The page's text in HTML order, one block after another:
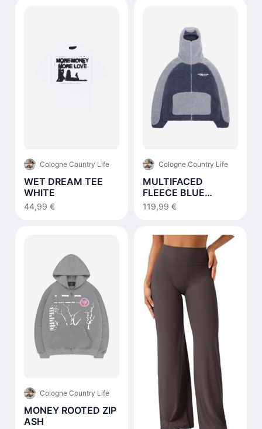
Cologne Country Life
WET DREAM TEE
WHITE
44,99 €
Cologne Country Life
MULTIFACED
FLEECE BLUE
NOTES
119,99 €
Cologne Country Life
MONEY ROOTED ZIP
ASH